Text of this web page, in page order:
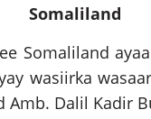
Somaliland
Somaliland
wasiirka
Amb. Dalil Kadir